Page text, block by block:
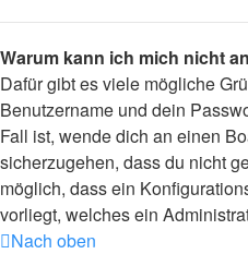
Warum kann ich mich nicht
Dafür gibt es viele mögliche
Benutzername und dein
Fall ist, wende dich an einen
sicherzugehen, dass du nicht
möglich, dass ein
vorliegt, welches ein
Nach oben